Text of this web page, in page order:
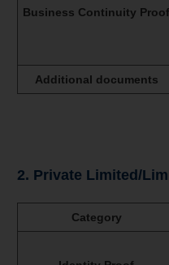
Business Continuity Proof
Additional documents
2. Private Limited/
Category